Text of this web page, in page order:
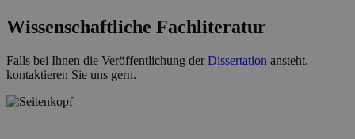
Wissenschaftliche Fachliteratur
Falls bei Ihnen die Veröffentlichung derDissertation ansteht,
kontaktieren Sie uns gern.